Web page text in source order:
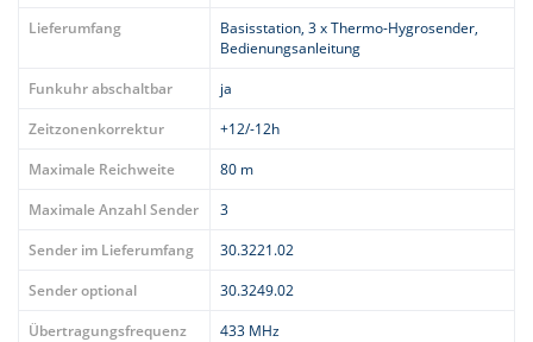
Lieferumfang
Basisstation, 3 x Thermo-Hygrosender,
Bedienungsanleitung
Funkuhr abschaltbar
ja
Zeitzonenkorrektur
+12/-12h
Maximale Reichweite
80 m
Maximale Anzahl Sender
3
Sender im Lieferumfang
30.3221.02
Sender optional
30.3249.02
Übertragungsfrequenz
433 MHz